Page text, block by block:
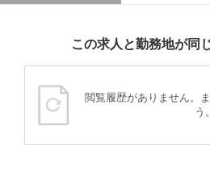
この求人と勤務地が同
閲覧履歴がありません。
う。